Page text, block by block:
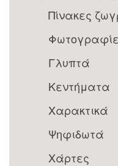
Πίνακες
Γλυπτά
Κεντήματα
Χαρακτικά
Ψηφιδωτά
Χάρτες